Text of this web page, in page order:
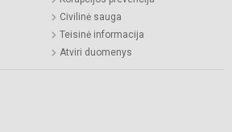
Civilinė sauga
Teisinė informacija
Atviri duomenys